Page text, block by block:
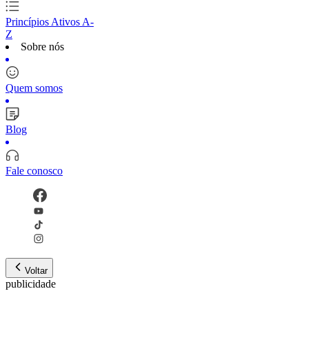
Princípios Ativos A-
Z
Sobre nós
Quem somos
Blog
Fale conosco
Voltar
publicidade